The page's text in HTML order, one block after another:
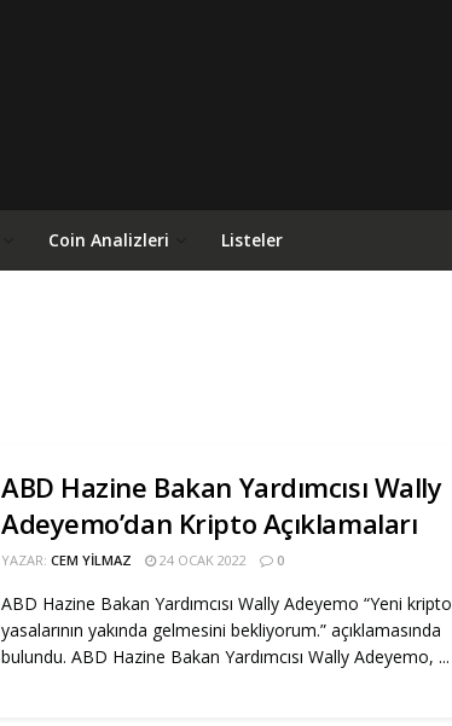
Coin Analizleri Listeler
ABD Hazine Bakan Yardımcısı Wally
Adeyemo’dan Kripto Açıklamaları
YAZAR: CEM YILMAZ 24 OCAK 2022 0
ABD Hazine Bakan Yardımcısı Wally Adeyemo “Yeni kripto
yasalarının yakında gelmesini bekliyorum.” açıklamasında
bulundu. ABD Hazine Bakan Yardımcısı Wally Adeyemo, ...